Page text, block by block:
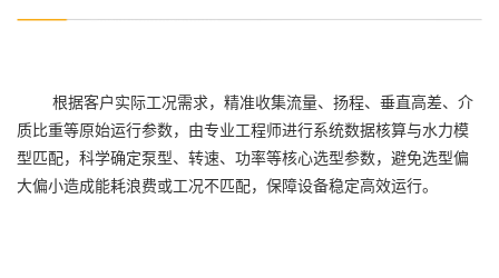
根据客户实际工况需求，精准收集流量、扬程、垂直高差、介
质比重等原始运行参数，由专业工程师进行系统数据核算与水力模
型匹配，科学确定泵型、转速、功率等核心选型参数，避免选型偏
大偏小造成能耗浪费或工况不匹配，保障设备稳定高效运行。